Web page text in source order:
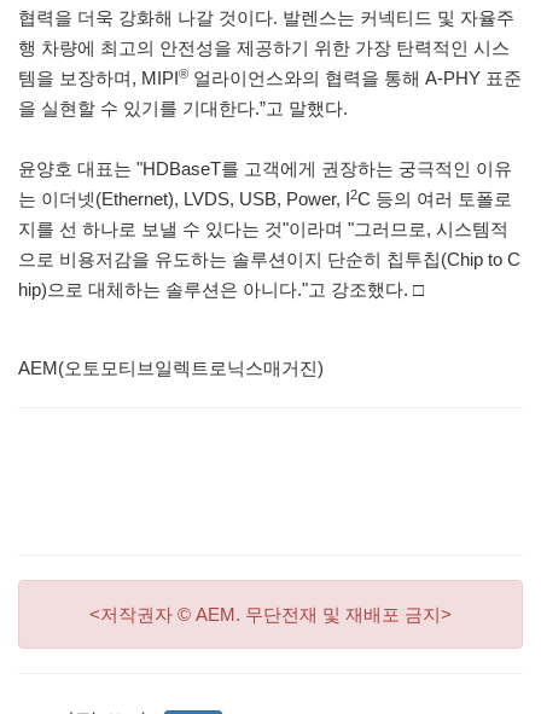
협력을 더욱 강화해 나갈 것이다. 발렌스는 커넥티드 및 자율주
행 차량에 최고의 안전성을 제공하기 위한 가장 탄력적인 시스
템을 보장하며, MIPI® 얼라이언스와의 협력을 통해 A-PHY 표준
을 실현할 수 있기를 기대한다.”고 말했다.
윤양호 대표는 "HDBaseT를 고객에게 권장하는 궁극적인 이유
는 이더넷(Ethernet), LVDS, USB, Power, I2C 등의 여러 토폴로
지를 선 하나로 보낼 수 있다는 것"이라며 "그러므로, 시스템적
으로 비용저감을 유도하는 솔루션이지 단순히 칩투칩(Chip to C
hip)으로 대체하는 솔루션은 아니다."고 강조했다. □
AEM(오토모티브일렉트로닉스매거진)
<저작권자 © AEM. 무단전재 및 재배포 금지>